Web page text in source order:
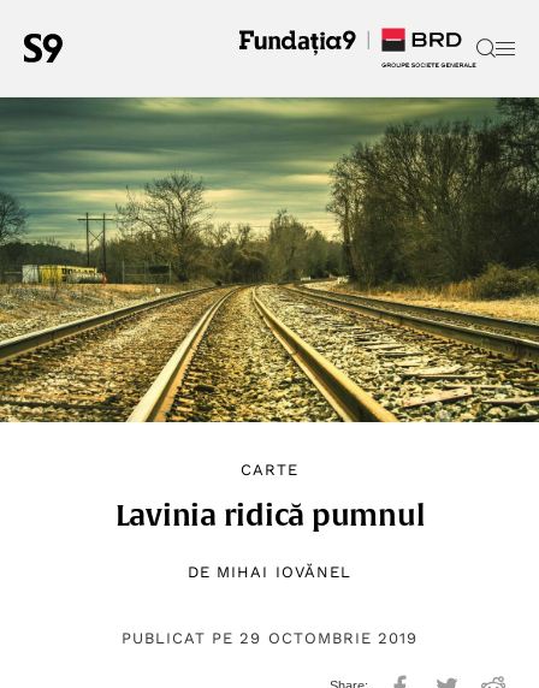
CARTE
Lavinia ridică pumnul
DE MIHAI IOVĂNEL
PUBLICAT PE 29 OCTOMBRIE 2019